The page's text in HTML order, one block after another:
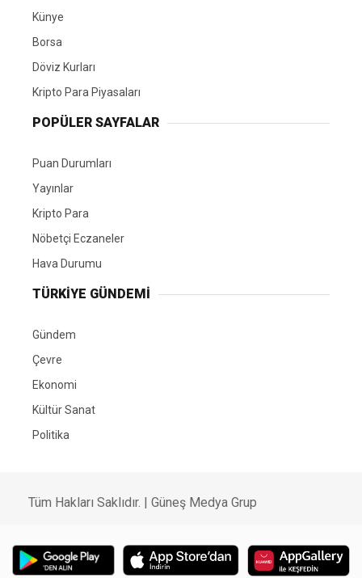
Künye
Borsa
Döviz Kurları
Kripto Para Piyasaları
POPÜLER SAYFALAR
Puan Durumları
Yayınlar
Kripto Para
Nöbetçi Eczaneler
Hava Durumu
TÜRKIYE GÜNDEMI
Gündem
Çevre
Ekonomi
Kültür Sanat
Politika
Tüm Hakları Saklıdır. | Güneş Medya Grup